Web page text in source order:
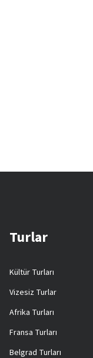
Turlar
Kültür Turları
Vizesiz Turlar
Afrika Turları
Fransa Turları
Belgrad Turları